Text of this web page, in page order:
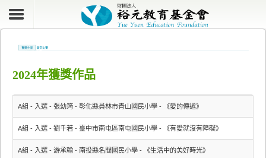
2024年獲獎作品
A組 - 入選 - 張幼筠 - 彰化縣員林市青山國民小學 - 《愛的傳遞》
A組 - 入選 - 劉千若 - 臺中市南屯區南屯國民小學 - 《有愛就沒有障礙》
A組 - 入選 - 游承翰 - 南投縣名間國民小學 - 《生活中的美好時光》